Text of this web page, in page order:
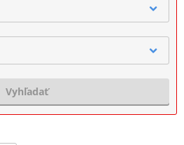
Vyhľadať